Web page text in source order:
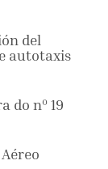
del
autotaxis
do nº 19